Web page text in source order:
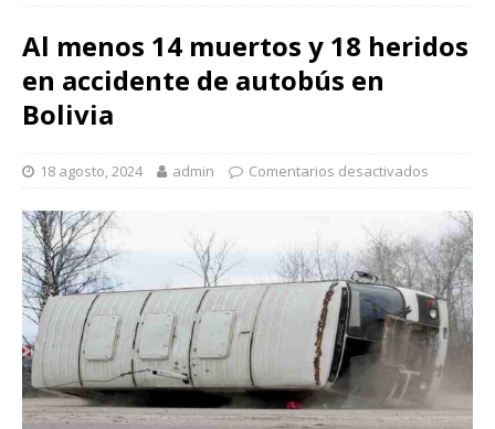
Al menos 14 muertos y 18 heridos
en accidente de autobús en
Bolivia
18 agosto, 2024 admin Comentarios desactivados